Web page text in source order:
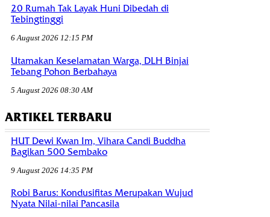
20 Rumah Tak Layak Huni Dibedah di
Tebingtinggi
6 August 2026 12:15 PM
Utamakan Keselamatan Warga, DLH Binjai
Tebang Pohon Berbahaya
5 August 2026 08:30 AM
ARTIKEL TERBARU
HUT Dewi Kwan Im, Vihara Candi Buddha
Bagikan 500 Sembako
9 August 2026 14:35 PM
Robi Barus: Kondusifitas Merupakan Wujud
Nyata Nilai-nilai Pancasila